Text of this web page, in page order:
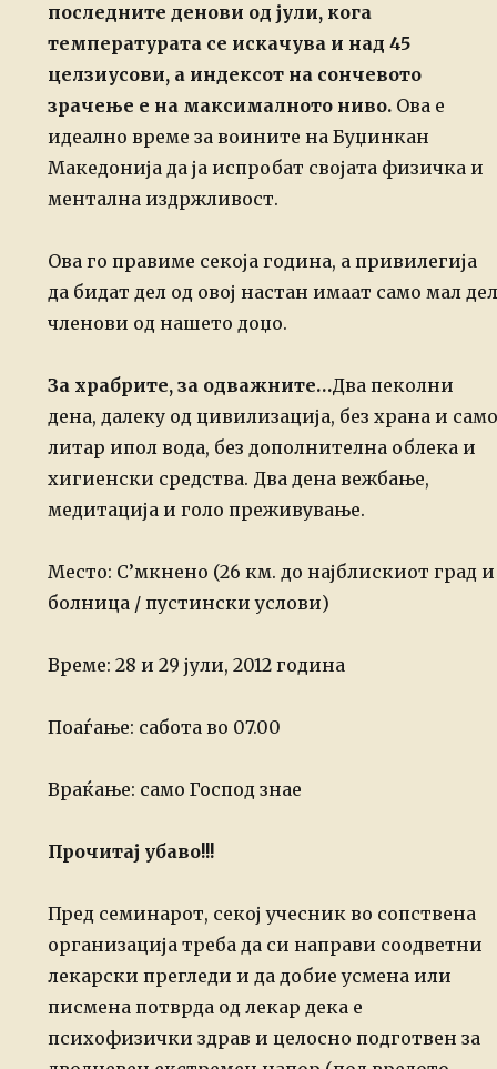
последните денови од јули, кога
температурата се искачува и над 45
целзиусови, а индексот на сончевото
зрачење е на максималнотониво. Ова е
идеално време за воините на Буџинкан
Македонија да ја испробат својата физичка и
ментална издржливост.
Ова го правиме секоја година, а привилегија
да бидат дел од овој настан имаат само мал дел
членови од нашето доџо.
За храбрите, за одважните…Два пеколни
дена, далеку од цивилизација, без храна и само
литар ипол вода, без дополнителна облека и
хигиенски средства. Два дена вежбање,
медитација и голо преживување.
Место: С’мкнено (26 км. до најблискиот град и
болница / пустински услови)
Време: 28 и 29 јули, 2012 година
Поаѓање: сабота во 07.00
Враќање: само Господ знае
Прочитај убаво!!!
Пред семинарот, секој учесник во сопствена
организација треба да си направи соодветни
лекарски прегледи и да добие усмена или
писмена потврда од лекар дека е
психофизички здрав и целосно подготвен за